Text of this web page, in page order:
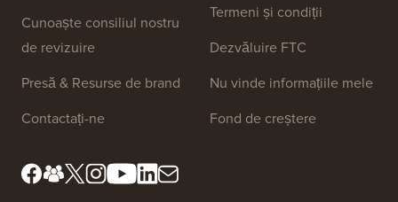
Cunoaște consiliul nostru
de revizuire
Presă & Resurse de brand
Contactați-ne
Termeni și condiții
Dezvăluire FTC
Nu vinde informațiile mele
Fond de creștere